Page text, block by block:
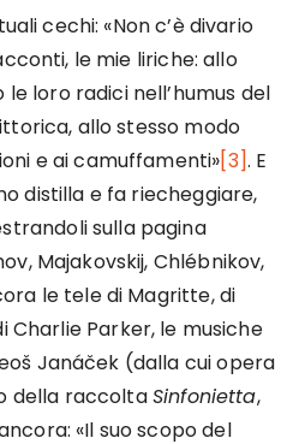
cechi: «Non c’è divario
le mie liriche: allo
loro radici nell’humus del
allo stesso modo
e ai camuffamenti»[3]. E
distilla e fa riecheggiare,
sulla pagina
Majakovskij, Chlébnikov,
le tele di Magritte, di
Charlie Parker, le musiche
Janáček (dalla cui opera
della raccoltaSinfonietta,
«Il suo scopo del